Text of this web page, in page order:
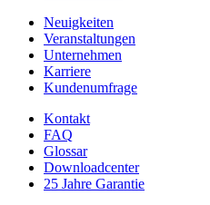
Neuigkeiten
Veranstaltungen
Unternehmen
Karriere
Kundenumfrage
Kontakt
FAQ
Glossar
Downloadcenter
25 Jahre Garantie